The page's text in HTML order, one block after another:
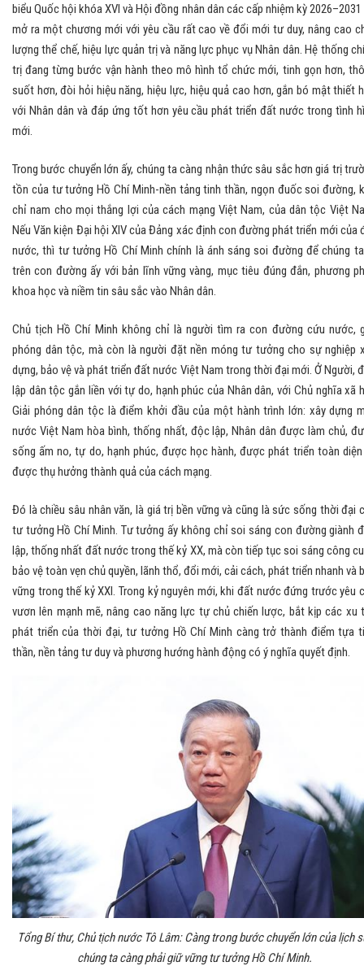
biểu Quốc hội khóa XVI và Hội đồng nhân dân các cấp nhiệm kỳ
mở ra một chương mới với yêu cầu rất cao về đổi mới tư duy, nâng cao
lượng thể chế, hiệu lực quản trị và năng lực phục vụ Nhân dân. Hệ thống
trị đang từng bước vận hành theo mô hình tổ chức mới, tinh gọn hơn,
suốt hơn, đòi hỏi hiệu năng, hiệu lực, hiệu quả cao hơn, gắn bó mật thiết
với Nhân dân và đáp ứng tốt hơn yêu cầu phát triển đất nước trong tình
mới.
Trong bước chuyển lớn ấy, chúng ta càng nhận thức sâu sắc hơn giá trị
tồn của tư tưởng Hồ Chí Minh-nền tảng tinh thần, ngọn đuốc soi đường,
chỉ nam cho mọi thắng lợi của cách mạng Việt Nam, của dân tộc Việt
Nếu Văn kiện Đại hội XIV của Đảng xác định con đường phát triển mới của
nước, thì tư tưởng Hồ Chí Minh chính là ánh sáng soi đường để chúng
trên con đường ấy với bản lĩnh vững vàng, mục tiêu đúng đắn, phương
khoa học và niềm tin sâu sắc vào Nhân dân.
Chủ tịch Hồ Chí Minh không chỉ là người tìm ra con đường cứu nước,
phóng dân tộc, mà còn là người đặt nền móng tư tưởng cho sự nghiệp
dựng, bảo vệ và phát triển đất nước Việt Nam trong thời đại mới. Ở Người,
lập dân tộc gắn liền với tự do, hạnh phúc của Nhân dân, với Chủ nghĩa xã
Giải phóng dân tộc là điểm khởi đầu của một hành trình lớn: xây dựng
nước Việt Nam hòa bình, thống nhất, độc lập, Nhân dân được làm chủ,
sống ấm no, tự do, hạnh phúc, được học hành, được phát triển toàn
được thụ hưởng thành quả của cách mạng.
Đó là chiều sâu nhân văn, là giá trị bền vững và cũng là sức sống thời đại
tư tưởng Hồ Chí Minh. Tư tưởng ấy không chỉ soi sáng con đường giành
lập, thống nhất đất nước trong thế kỷ XX, mà còn tiếp tục soi sáng công
bảo vệ toàn vẹn chủ quyền, lãnh thổ, đổi mới, cải cách, phát triển nhanh và
vững trong thế kỷ XXI. Trong kỷ nguyên mới, khi đất nước đứng trước yêu
vươn lên mạnh mẽ, nâng cao năng lực tự chủ chiến lược, bắt kịp các xu
phát triển của thời đại, tư tưởng Hồ Chí Minh càng trở thành điểm tựa
thần, nền tảng tư duy và phương hướng hành động có ý nghĩa quyết định.
Tổng Bí thư, Chủ tịch nước Tô Lâm: Càng trong bước chuyển lớn của lịch
chúng ta càng phải giữ vững tư tưởng Hồ Chí Minh.